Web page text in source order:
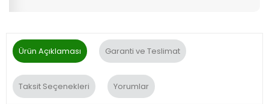
Ürün Açıklaması Garanti ve Teslimat
Taksit Seçenekleri Yorumlar